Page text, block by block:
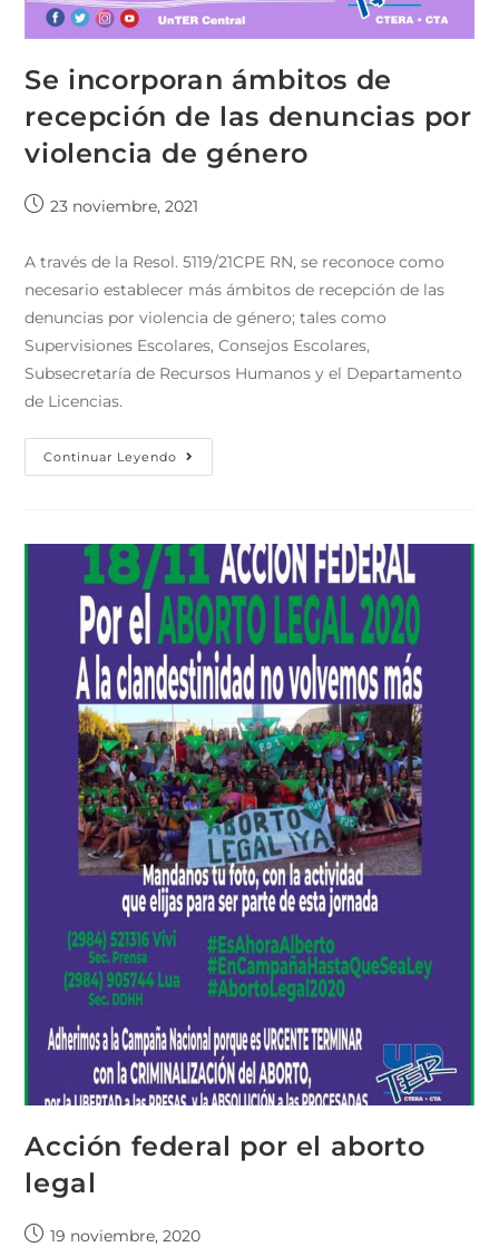
Se incorporan ámbitos de
recepción de las denuncias por
violencia de género
23 noviembre, 2021
A través de la Resol. 5119/21CPE RN, se reconoce como
necesario establecer más ámbitos de recepción de las
denuncias por violencia de género; tales como
Supervisiones Escolares, Consejos Escolares,
Subsecretaría de Recursos Humanos y el Departamento
de Licencias.
Continuar Leyendo
Acción federal por el aborto
legal
19 noviembre, 2020